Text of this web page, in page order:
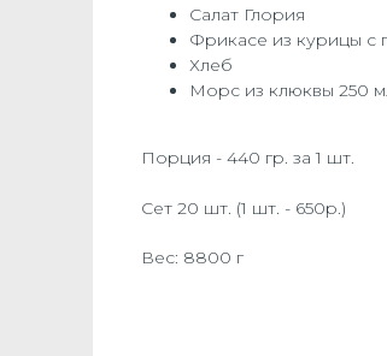
Салат Глория
Фрикасе из курицы с
Хлеб
Морс из клюквы 250
Порция - 440 гр. за 1 шт.
Сет 20 шт. (1 шт. - 650р.)
Вес: 8800 г